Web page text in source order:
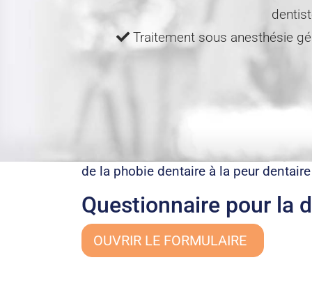
Traitement sous anesthésie
de la phobie dentaire à la peur
Questionnaire pour la
OUVRIR LE FORMULAIRE